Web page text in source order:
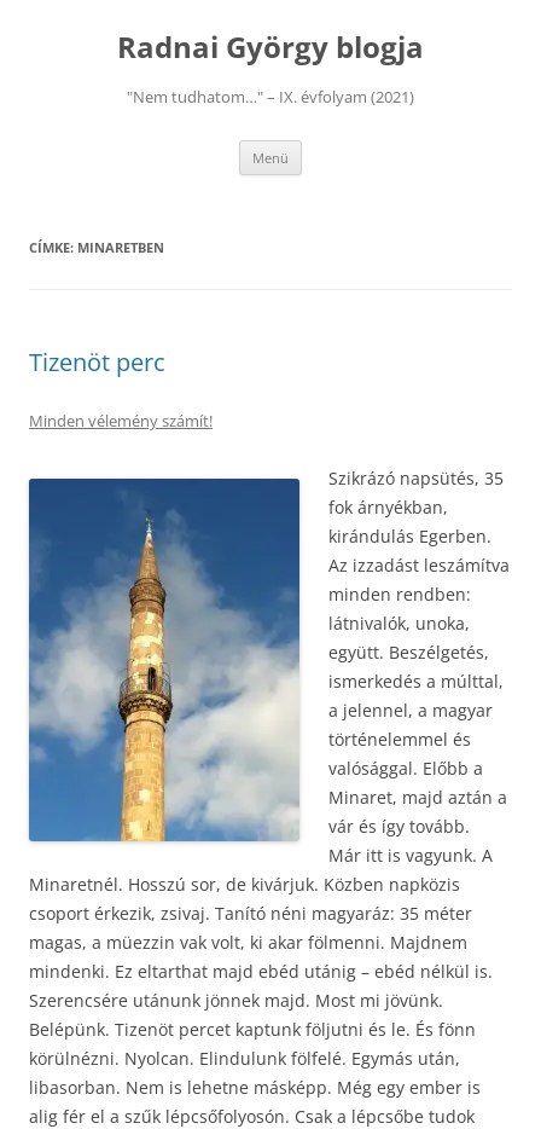
Radnai György blogja
"Nem tudhatom…" – IX. évfolyam (2021)
Menü
CÍMKE: MINARETBEN
Tizenöt perc
Minden vélemény számít!
Szikrázó napsütés, 35
fok árnyékban,
kirándulás Egerben.
Az izzadást leszámítva
minden rendben:
látnivalók, unoka,
együtt. Beszélgetés,
ismerkedés a múlttal,
a jelennel, a magyar
történelemmel és
valósággal. Előbb a
Minaret, majd aztán a
vár és így tovább.
Már itt is vagyunk. A
Minaretnél. Hosszú sor, de kivárjuk. Közben napközis
csoport érkezik, zsivaj. Tanító néni magyaráz: 35 méter
magas, a müezzin vak volt, ki akar fölmenni. Majdnem
mindenki. Ez eltarthat majd ebéd utánig – ebéd nélkül is.
Szerencsére utánunk jönnek majd. Most mi jövünk.
Belépünk. Tizenöt percet kaptunk följutni és le. És fönn
körülnézni. Nyolcan. Elindulunk fölfelé. Egymás után,
libasorban. Nem is lehetne másképp. Még egy ember is
alig fér el a szűk lépcsőfolyosón. Csak a lépcsőbe tudok